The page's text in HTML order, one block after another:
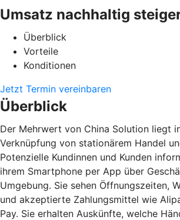
Umsatz nachhaltig
Überblick
Vorteile
Konditionen
Jetzt Termin vereinbaren
Überblick
Der Mehrwert von China Solution liegt
Verknüpfung von stationärem Handel
Potenzielle Kundinnen und Kunden
ihrem Smartphone per App über
Umgebung. Sie sehen Öffnungszeiten,
und akzeptierte Zahlungsmittel wie
Pay. Sie erhalten Auskünfte, welche